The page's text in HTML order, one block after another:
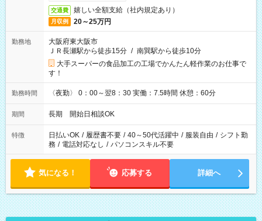
交通費 嬉しい全額支給（社内規定あり）
月収例 20～25万円
勤務地
大阪府東大阪市
ＪＲ長瀬駅から徒歩15分 / 南巽駅から徒歩10分
大手スーパーの食品加工の工場でかんたん軽作業のお仕事で
す！
勤務時間 〈夜勤〉 0：00～翌8：30 実働：7.5時間 休憩：60分
期間 長期 開始日相談OK
特徴 日払いOK / 履歴書不要 / 40～50代活躍中 / 服装自由 / シフト勤
務 / 電話対応なし / パソコンスキル不要
気になる！ 応募する 詳細へ